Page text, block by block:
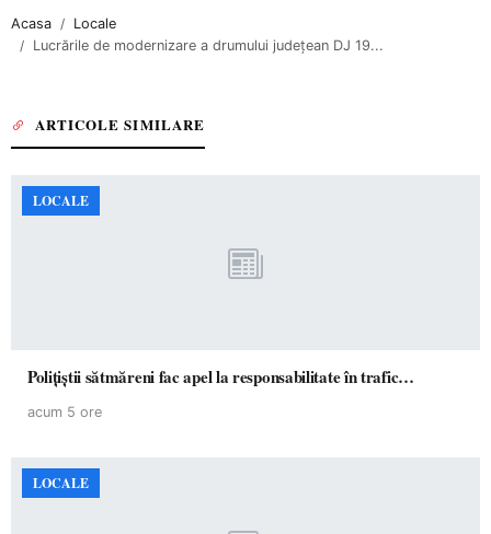
Acasa
Locale
Lucrările de modernizare a drumului județean DJ 19...
ARTICOLE SIMILARE
LOCALE
Polițiștii sătmăreni fac apel la responsabilitate în trafic…
acum 5 ore
LOCALE